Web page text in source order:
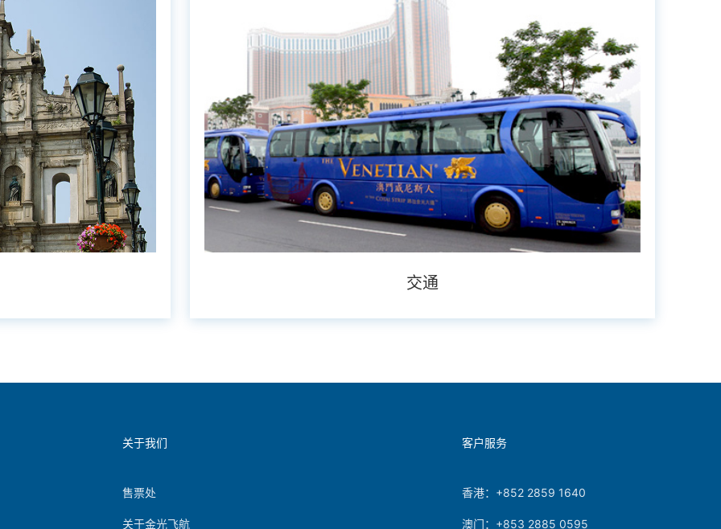
交通
关于我们
售票处
关于金光飞航
客户服务
香港：+852 2859 1640
澳门：+853 2885 0595